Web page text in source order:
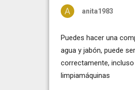
anita1983
Puedes hacer una
agua y jabón, puede
correctamente,
limpiamáquinas